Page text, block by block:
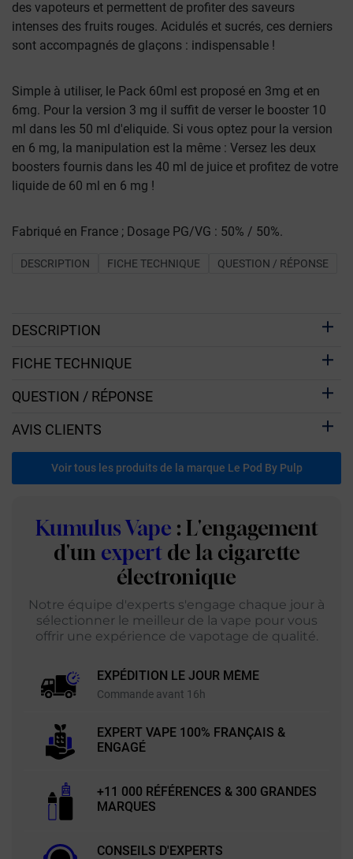
des vapoteurs et permettent de profiter des saveurs
intenses des fruits rouges. Acidulés et sucrés, ces derniers
sont accompagnés de glaçons : indispensable !
Simple à utiliser, le Pack 60ml est proposé en 3mg et en
6mg. Pour la version 3 mg il suffit de verser le booster 10
ml dans les 50 ml d'eliquide. Si vous optez pour la version
en 6 mg, la manipulation est la même : Versez les deux
boosters fournis dans les 40 ml de juice et profitez de votre
liquide de 60 ml en 6 mg !
Fabriqué en France ; Dosage PG/VG : 50% / 50%.
DESCRIPTION FICHE TECHNIQUE QUESTION / RÉPONSE
DESCRIPTION
FICHE TECHNIQUE
QUESTION / RÉPONSE
AVIS CLIENTS
Voir tous les produits de la marque Le Pod By Pulp
Kumulus Vape : L'engagement
d'un expert de la cigarette
électronique
Notre équipe d'experts s'engage chaque jour à
sélectionner le meilleur de la vape pour vous
offrir une expérience de vapotage de qualité.
EXPÉDITION LE JOUR MÊME
Commande avant 16h
EXPERT VAPE 100% FRANÇAIS &
ENGAGÉ
+11 000 RÉFÉRENCES & 300 GRANDES
MARQUES
CONSEILS D'EXPERTS